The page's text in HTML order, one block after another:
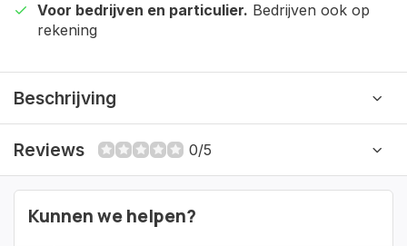
Voor bedrijven en particulier. Bedrijven ook op
rekening
Beschrijving
Reviews 0/5
Kunnen we helpen?